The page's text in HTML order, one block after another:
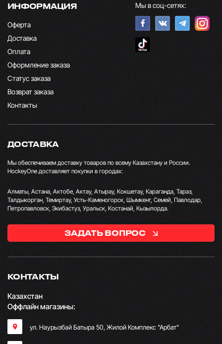
ИНФОРМАЦИЯ
Оферта
Доставка
Оплата
Оформление заказа
Статус заказа
Возврат заказа
Контакты
Мы в соц-сетях:
КОНТАКТЫ
Казахстан
Оффлайн магазины:
ул. Наурызбай Батыра 50, Жилой Комплекс "Арбат"
ДОСТАВКА
Мы обеспечиваем доставку товаров по всему Казахстану и России.
HockeyOne доставляет покупки в городах:
Алматы, Астана, Актобе, Актау, Атырау, Кокшетау, Караганда, Тараз,
Талдыкорган, Темиртау, Усть-Каменогорск, Шымкент, Семей, Павлодар,
Петропавловск, Экибастуз, Уральск, Костанай, Кызылорда.
ЗАДАТЬ ВОПРОС